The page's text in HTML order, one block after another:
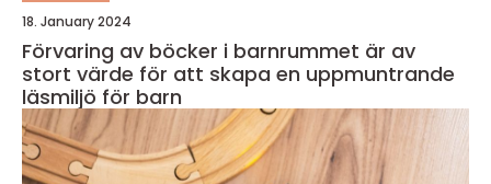
18. January 2024
Förvaring av böcker i barnrummet är av
stort värde för att skapa en uppmuntrande
läsmiljö för barn